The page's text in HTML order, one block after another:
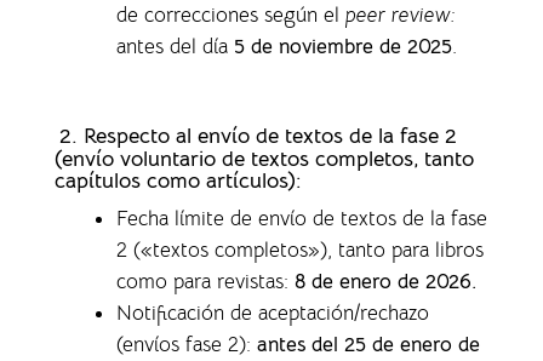
de correcciones según el peer review:
antes del día 5 de noviembre de 2025.
2. Respecto al envío de textos de la fase 2
(envío voluntario de textos completos, tanto
capítulos como artículos):
Fecha límite de envío de textos de la fase
2 («textos completos»), tanto para libros
como para revistas: 8 de enero de 2026.
Notificación de aceptación/rechazo
(envíos fase 2): antes del 25 de enero de